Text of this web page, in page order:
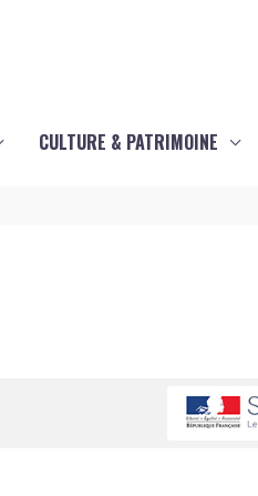
CULTURE & PATRIMOINE